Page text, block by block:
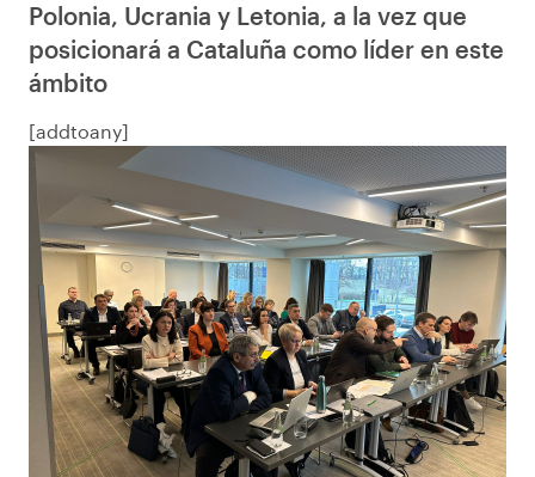
Polonia, Ucrania y Letonia, a la vez que
posicionará a Cataluña como líder en este
ámbito
[addtoany]